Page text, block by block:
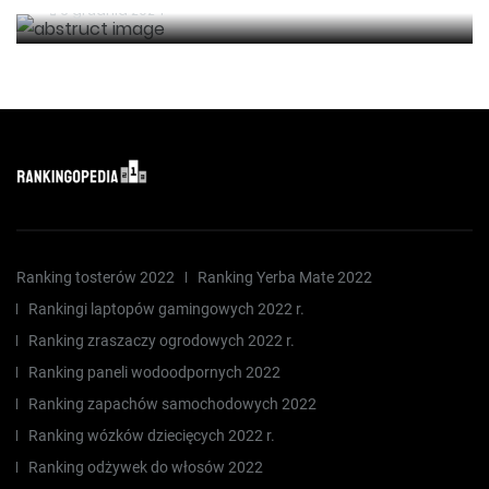
6 grudnia 2024
Ranking tosterów 2022
Ranking Yerba Mate 2022
Rankingi laptopów gamingowych 2022 r.
Ranking zraszaczy ogrodowych 2022 r.
Ranking paneli wodoodpornych 2022
Ranking zapachów samochodowych 2022
Ranking wózków dziecięcych 2022 r.
Ranking odżywek do włosów 2022